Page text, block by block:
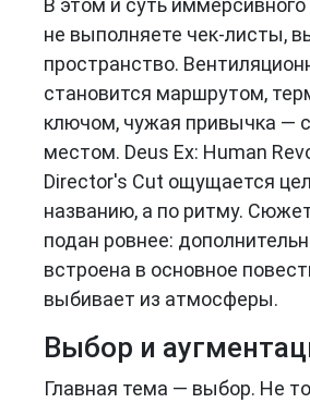
не выполняете чек-листы,
пространство.
становится маршрутом,
ключом, чужая привычка —
местом. Deus Ex: Human
Director's Cut ощущается
названию, а по ритму.
подан ровнее:
встроена в основное
выбивает из атмосферы.
Выбор и
Главная тема — выбор. Не